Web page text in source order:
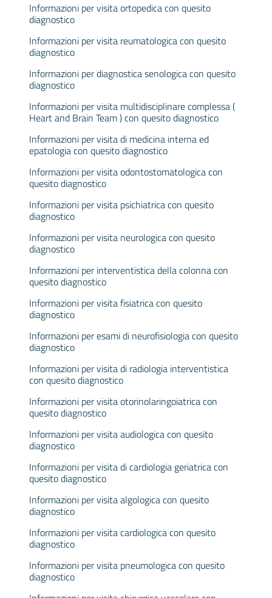
Informazioni per visita ortopedica con quesito
diagnostico
Informazioni per visita reumatologica con quesito
diagnostico
Informazioni per diagnostica senologica con quesito
diagnostico
Informazioni per visita multidisciplinare complessa (
Heart and Brain Team ) con quesito diagnostico
Informazioni per visita di medicina interna ed
epatologia con quesito diagnostico
Informazioni per visita odontostomatologica con
quesito diagnostico
Informazioni per visita psichiatrica con quesito
diagnostico
Informazioni per visita neurologica con quesito
diagnostico
Informazioni per interventistica della colonna con
quesito diagnostico
Informazioni per visita fisiatrica con quesito
diagnostico
Informazioni per esami di neurofisiologia con quesito
diagnostico
Informazioni per visita di radiologia interventistica
con quesito diagnostico
Informazioni per visita otorinolaringoiatrica con
quesito diagnostico
Informazioni per visita audiologica con quesito
diagnostico
Informazioni per visita di cardiologia geriatrica con
quesito diagnostico
Informazioni per visita algologica con quesito
diagnostico
Informazioni per visita cardiologica con quesito
diagnostico
Informazioni per visita pneumologica con quesito
diagnostico